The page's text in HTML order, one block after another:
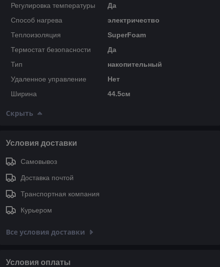
Регулировка температуры
Да
Способ нагрева
электричество
Теплоизоляция
SuperFoam
Термостат безопасности
Да
Тип
накопительный
Удаленное управление
Нет
Ширина
44.5см
Скрыть
Условия доставки
Самовывоз
Доставка почтой
Транспортная компания
Курьером
Все условия доставки
Условия оплаты